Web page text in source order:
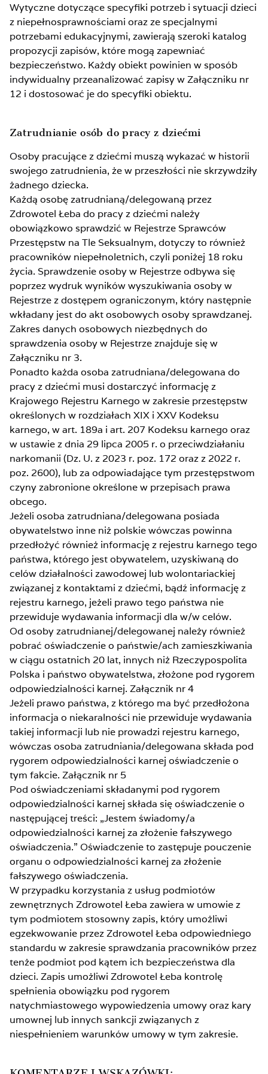
Wytyczne dotyczące specyfiki potrzeb i sytuacji dzieci
z niepełnosprawnościami oraz ze specjalnymi
potrzebami edukacyjnymi, zawierają szeroki katalog
propozycji zapisów, które mogą zapewniać
bezpieczeństwo. Każdy obiekt powinien w sposób
indywidualny przeanalizować zapisy w Załączniku nr
12 i dostosować je do specyfiki obiektu.
Zatrudnianie osób do pracy z dziećmi
Osoby pracujące z dziećmi muszą wykazać w historii
swojego zatrudnienia, że w przeszłości nie skrzywdziły
żadnego dziecka.
Każdą osobę zatrudnianą/delegowaną przez
Zdrowotel Łeba do pracy z dziećmi należy
obowiązkowo sprawdzić w Rejestrze Sprawców
Przestępstw na Tle Seksualnym, dotyczy to również
pracowników niepełnoletnich, czyli poniżej 18 roku
życia. Sprawdzenie osoby w Rejestrze odbywa się
poprzez wydruk wyników wyszukiwania osoby w
Rejestrze z dostępem ograniczonym, który następnie
wkładany jest do akt osobowych osoby sprawdzanej.
Zakres danych osobowych niezbędnych do
sprawdzenia osoby w Rejestrze znajduje się w
Załączniku nr 3.
Ponadto każda osoba zatrudniana/delegowana do
pracy z dziećmi musi dostarczyć informację z
Krajowego Rejestru Karnego w zakresie przestępstw
określonych w rozdziałach XIX i XXV Kodeksu
karnego, w art. 189a i art. 207 Kodeksu karnego oraz
w ustawie z dnia 29 lipca 2005 r. o przeciwdziałaniu
narkomanii (Dz. U. z 2023 r. poz. 172 oraz z 2022 r.
poz. 2600), lub za odpowiadające tym przestępstwom
czyny zabronione określone w przepisach prawa
obcego.
Jeżeli osoba zatrudniana/delegowana posiada
obywatelstwo inne niż polskie wówczas powinna
przedłożyć również informację z rejestru karnego tego
państwa, którego jest obywatelem, uzyskiwaną do
celów działalności zawodowej lub wolontariackiej
związanej z kontaktami z dziećmi, bądź informację z
rejestru karnego, jeżeli prawo tego państwa nie
przewiduje wydawania informacji dla w/w celów.
Od osoby zatrudnianej/delegowanej należy również
pobrać oświadczenie o państwie/ach zamieszkiwania
w ciągu ostatnich 20 lat, innych niż Rzeczypospolita
Polska i państwo obywatelstwa, złożone pod rygorem
odpowiedzialności karnej. Załącznik nr 4
Jeżeli prawo państwa, z którego ma być przedłożona
informacja o niekaralności nie przewiduje wydawania
takiej informacji lub nie prowadzi rejestru karnego,
wówczas osoba zatrudniania/delegowana składa pod
rygorem odpowiedzialności karnej oświadczenie o
tym fakcie. Załącznik nr 5
Pod oświadczeniami składanymi pod rygorem
odpowiedzialności karnej składa się oświadczenie o
następującej treści: „Jestem świadomy/a
odpowiedzialności karnej za złożenie fałszywego
oświadczenia.” Oświadczenie to zastępuje pouczenie
organu o odpowiedzialności karnej za złożenie
fałszywego oświadczenia.
W przypadku korzystania z usług podmiotów
zewnętrznych Zdrowotel Łeba zawiera w umowie z
tym podmiotem stosowny zapis, który umożliwi
egzekwowanie przez Zdrowotel Łeba odpowiedniego
standardu w zakresie sprawdzania pracowników przez
tenże podmiot pod kątem ich bezpieczeństwa dla
dzieci. Zapis umożliwi Zdrowotel Łeba kontrolę
spełnienia obowiązku pod rygorem
natychmiastowego wypowiedzenia umowy oraz kary
umownej lub innych sankcji związanych z
niespełnieniem warunków umowy w tym zakresie.